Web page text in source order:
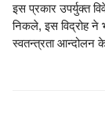
इस प्रकार उपर्युक्त
निकले, इस विद्रोह ने
स्वतन्त्रता आन्दोलन